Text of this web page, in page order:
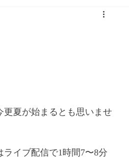
更夏が始まるとも思いませ
イブ配信で1時間7〜8分